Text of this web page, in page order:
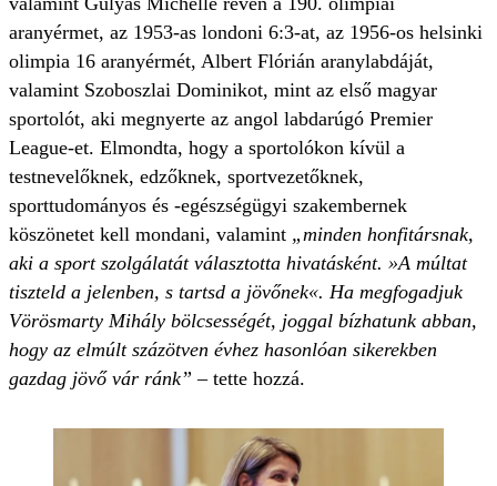
aranyérmet, az 1953-as londoni 6:3-at, az 1956-os helsinki
olimpia 16 aranyérmét, Albert Flórián aranylabdáját,
valamint Szoboszlai Dominikot, mint az első magyar
sportolót, aki megnyerte az angol labdarúgó Premier
League-et. Elmondta, hogy a sportolókon kívül a
testnevelőknek, edzőknek, sportvezetőknek,
sporttudományos és -egészségügyi szakembernek
köszönetet kell mondani, valamint „minden honfitársnak,
aki a sport szolgálatát választotta hivatásként. »A múltat
tiszteld a jelenben, s tartsd a jövőnek«. Ha megfogadjuk
Vörösmarty Mihály bölcsességét, joggal bízhatunk abban,
hogy az elmúlt százötven évhez hasonlóan sikerekben
gazdag jövő vár ránk” – tette hozzá.